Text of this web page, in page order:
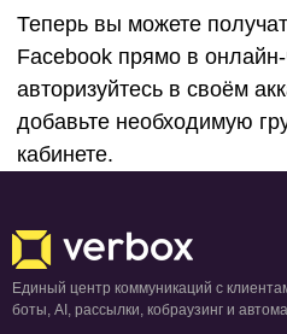
Теперь вы можете
Facebook прямо в
авторизуйтесь в своём
добавьте необходимую
кабинете.
Единый центр коммуникаций с
боты, AI, рассылки, кобраузинг и